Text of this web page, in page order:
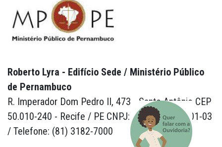
Roberto Lyra - Edifício Sede / Ministério Público
de Pernambuco
R. Imperador Dom Pedro II, 473 - Santo Antônio CEP
50.010-240 - Recife / PE CNPJ: 24.417.065/0001-03
/ Telefone: (81) 3182-7000